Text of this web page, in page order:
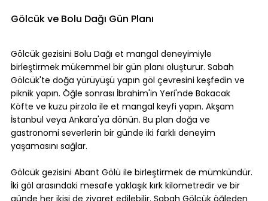
Gölcük ve Bolu Dağı Gün Planı
Gölcük gezisini Bolu Dağı et mangal deneyimiyle
birleştirmek mükemmel bir gün planı oluşturur. Sabah
Gölcük'te doğa yürüyüşü yapın göl çevresini keşfedin ve
piknik yapın. Öğle sonrası İbrahim'in Yeri'nde Bakacak
Köfte ve kuzu pirzola ile et mangal keyfi yapın. Akşam
İstanbul veya Ankara'ya dönün. Bu plan doğa ve
gastronomi severlerin bir günde iki farklı deneyim
yaşamasını sağlar.
Gölcük gezisini Abant Gölü ile birleştirmek de mümkündür.
İki göl arasındaki mesafe yaklaşık kırk kilometredir ve bir